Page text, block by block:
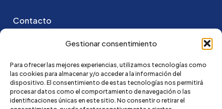
Gestionar consentimiento
Para ofrecer las mejores experiencias, utilizamos tecnologías como
las cookies para almacenar y/o acceder a la información del
dispositivo. El consentimiento de estas tecnologías nos permitirá
procesar datos como el comportamiento de navegación o las
identificaciones únicas en este sitio. No consentir o retirar el
Contacto
Puedes ponerte en contacto con nosotros
go@credi4me.com